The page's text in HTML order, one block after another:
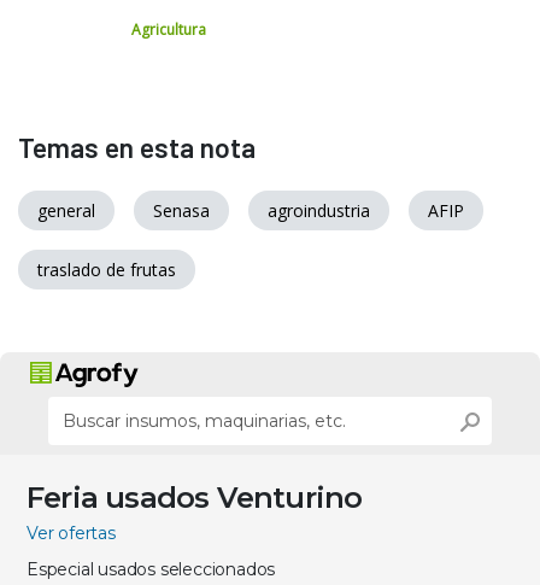
Agricultura
Temas en esta nota
general Senasa agroindustria AFIP
traslado de frutas
Feria usados Venturino
Ver ofertas
Especial usados seleccionados